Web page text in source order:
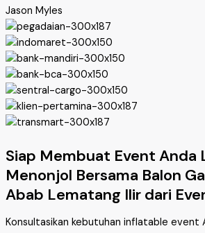
Jason Myles
Siap Membuat Event Anda
Menonjol Bersama Balon
Abab Lematang Ilir dari
Konsultasikan kebutuhan inflatable event